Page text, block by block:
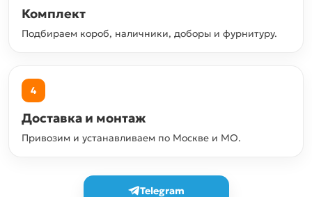
Комплект
Подбираем короб, наличники, доборы и фурнитуру.
4
Доставка и монтаж
Привозим и устанавливаем по Москве и МО.
Telegram